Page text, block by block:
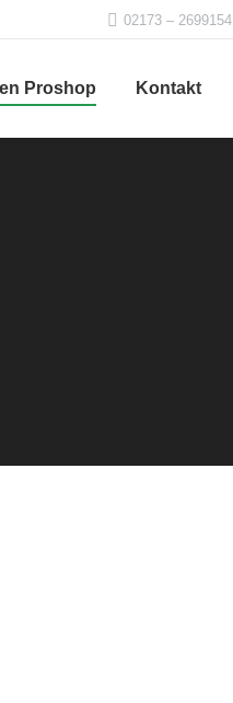
02173 – 2699154
Proshop Kontakt